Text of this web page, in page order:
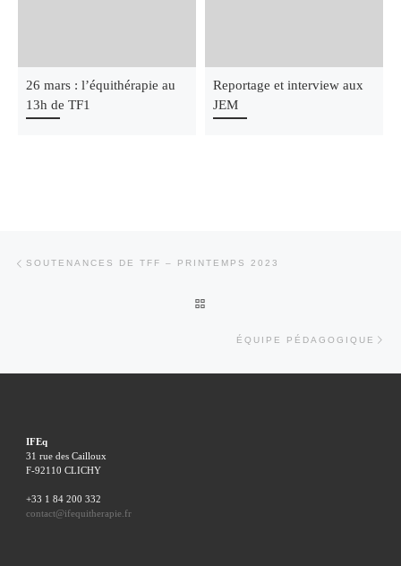
26 mars : l’équithérapie au
13h de TF1
Reportage et interview aux
JEM
SOUTENANCES DE TFF – PRINTEMPS 2023
ÉQUIPE PÉDAGOGIQUE
IFEq
31 rue des Cailloux
F-92110 CLICHY
+33 1 84 200 332
contact@ifequitherapie.fr